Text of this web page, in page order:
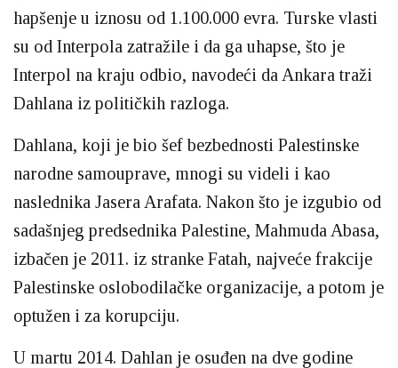
hapšenje u iznosu od 1.100.000 evra. Turske vlasti
su od Interpola zatražile i da ga uhapse, što je
Interpol na kraju odbio, navodeći da Ankara traži
Dahlana iz političkih razloga.
Dahlana, koji je bio šef bezbednosti Palestinske
narodne samouprave, mnogi su videli i kao
naslednika Jasera Arafata. Nakon što je izgubio od
sadašnjeg predsednika Palestine, Mahmuda Abasa,
izbačen je 2011. iz stranke Fatah, najveće frakcije
Palestinske oslobodilačke organizacije, a potom je
optužen i za korupciju.
U martu 2014. Dahlan je osuđen na dve godine